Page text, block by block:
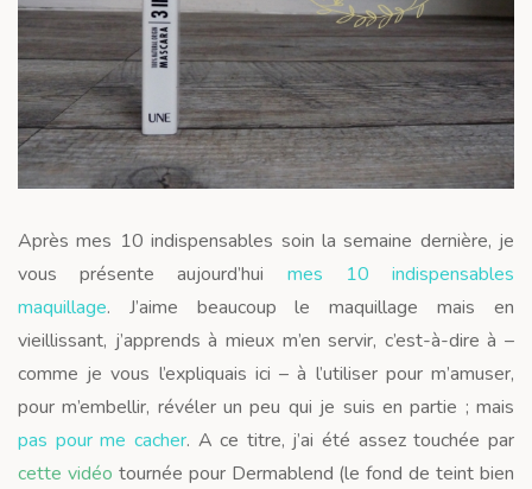
Après mes 10 indispensables soin la semaine dernière, je
vous présente aujourd’hui mes 10 indispensables
maquillage. J’aime beaucoup le maquillage mais en
vieillissant, j’apprends à mieux m’en servir, c’est-à-dire à –
comme je vous l’expliquais ici – à l’utiliser pour m’amuser,
pour m’embellir, révéler un peu qui je suis en partie ; mais
pas pour me cacher. A ce titre, j’ai été assez touchée par
cette vidéo tournée pour Dermablend (le fond de teint bien